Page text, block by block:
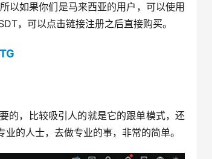
以如果你们是马来西亚的用户，可以使用
，可以点击链接注册之后直接购买。
的，比较吸引人的就是它的跟单模式，还
的人士，去做专业的事，非常的简单。